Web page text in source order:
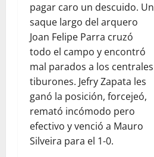
pagar caro un descuido. Un
saque largo del arquero
Joan Felipe Parra cruzó
todo el campo y encontró
mal parados a los centrales
tiburones. Jefry Zapata les
ganó la posición, forcejeó,
remató incómodo pero
efectivo y venció a Mauro
Silveira para el 1-0.